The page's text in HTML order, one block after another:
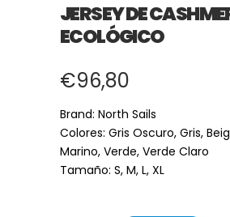
JERSEY DE
ECOLÓGICO
€96,80
Brand: North Sails
Colores: Gris Oscuro, Gris,
Marino, Verde, Verde Claro
Tamaño: S, M, L, XL